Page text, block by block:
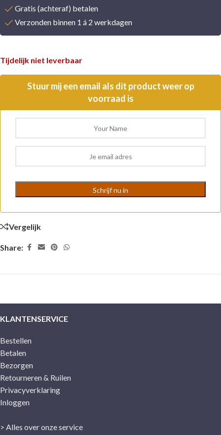
Gratis (achteraf) betalen
Verzonden binnen 1 á 2 werkdagen
Tijdelijk niet leverbaar
Stuur mij een email als dit product weer op
voorraad is
Vergelijk
Share:
KLANTENSERVICE
Bestellen
Betalen
Bezorgen
Retourneren & Ruilen
Privacyverklaring
Inloggen
> Alles over onze service